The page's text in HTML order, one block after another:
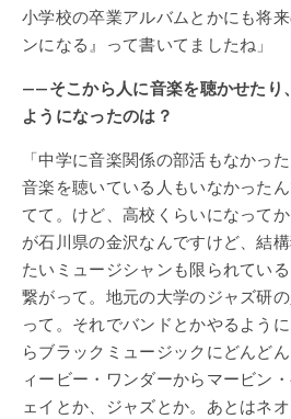
小学校の卒業アルバムとかにも将
ンになる』って書いてましたね」
——そこから人に音楽を聴かせたり
ようになったのは？
「中学に音楽関係の部活もなかっ
音楽を聴いている人もいなかった
てて。けど、高校くらいになって
が石川県の金沢なんですけど、結
たいミュージシャンも限られてい
繋がって。地元の大学のジャズ研
って。それでバンドとかやるよう
らブラックミュージックにどんど
ィービー・ワンダーからマービン
ェイとか、ジャズとか。あとはネ